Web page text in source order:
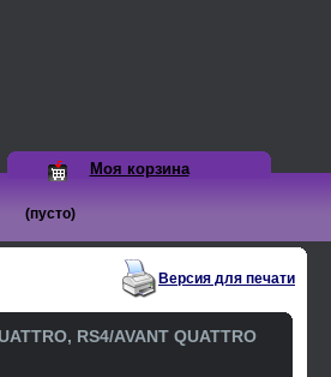
Моя корзина
(пусто)
Версия для печати
RS4/AVANT QUATTRO